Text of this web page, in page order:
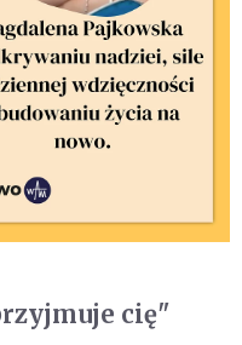
cię"